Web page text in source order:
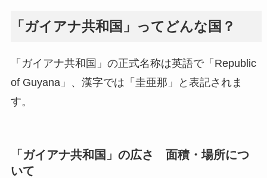
「ガイアナ共和国」ってどんな国？
「ガイアナ共和国」の正式名称は英語で「Republic
of Guyana」、漢字では「圭亜那」と表記されま
す。
「ガイアナ共和国」の広さ 面積・場所につ
いて